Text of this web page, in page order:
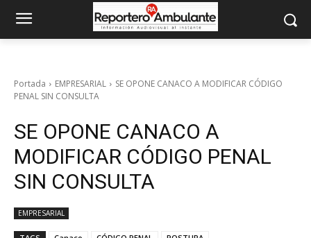
Portada EMPRESARIAL
SE OPONE CANACO A MODIFICAR CÓDIGO
PENAL SIN CONSULTA
SE OPONE CANACO A
MODIFICAR CÓDIGO PENAL
SIN CONSULTA
EMPRESARIAL